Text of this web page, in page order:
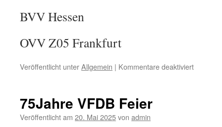
BVV Hessen
OVV Z05 Frankfurt
Veröffentlicht unterAllgemein | Kommentare deaktiviertfür
75Jahre VFDB Feier
Veröffentlicht am 20. Mai 2025von admin